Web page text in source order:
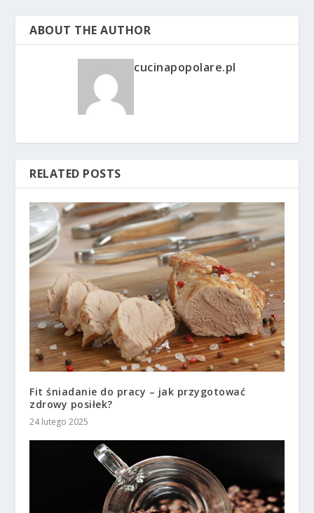
ABOUT THE AUTHOR
cucinapopolare.pl
RELATED POSTS
Fit śniadanie do pracy – jak przygotować
zdrowy posiłek?
24 lutego 2025